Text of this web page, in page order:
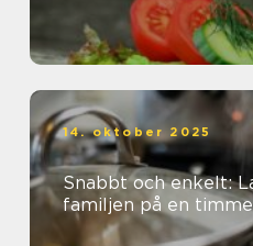
14. oktober 2025
Snabbt och enkelt:
familjen på en timme